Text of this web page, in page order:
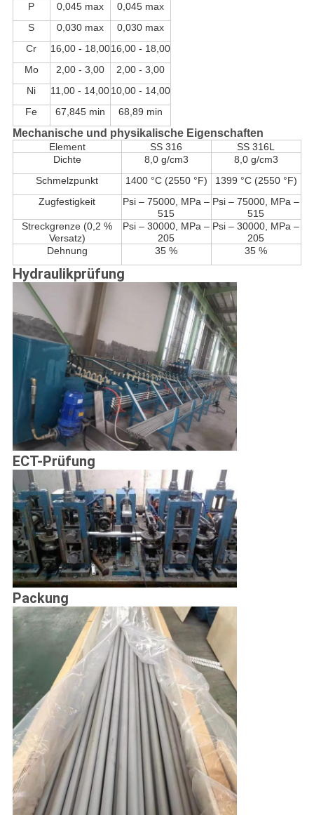
P
0,045 max
0,045 max
S
0,030 max
0,030 max
Cr
16,00 - 18,0016,00 - 18,00
Mo
2,00 - 3,00
2,00 - 3,00
Ni
11,00 - 14,0010,00 - 14,00
Fe
67,845 min 68,89 min
Mechanische und physikalische Eigenschaften
Element SS 316
SS 316L
Dichte
8,0 g/cm3
8,0 g/cm3
Schmelzpunkt
1400 °C (2550 °F)
1399 °C (2550 °F)
Zugfestigkeit
Psi – 75000, MPa –
515
Psi – 75000, MPa –
515
Streckgrenze (0,2 %
Versatz)
Psi – 30000, MPa –
205
Psi – 30000, MPa –
205
Dehnung
35 % 35 %
Hydraulikprüfung
ECT-Prüfung
Packung